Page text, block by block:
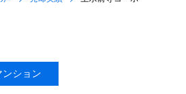
ンション